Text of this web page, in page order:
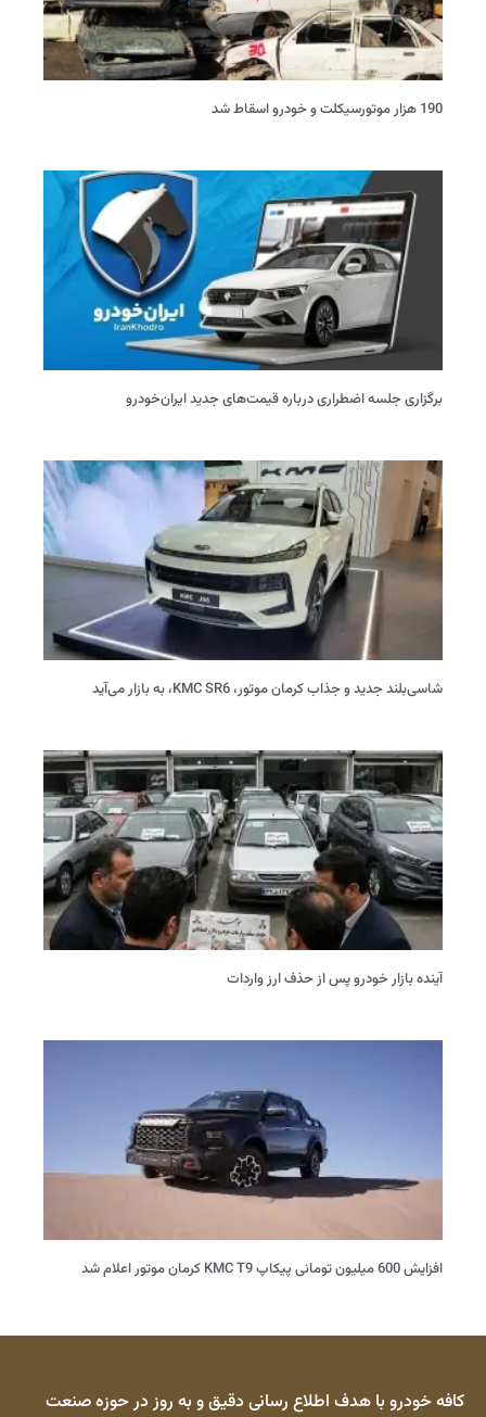
190 هزار موتورسیکلت و خودرو اسقاط شد
برگزاری جلسه اضطراری درباره قیمت‌های جدید ایران‌خودرو
شاسی‌بلند جدید و جذاب کرمان موتور، KMC SR6، به بازار می‌آید
آینده بازار خودرو پس از حذف ارز واردات
افزایش 600 میلیون تومانی پیکاپ KMC T9 کرمان موتور اعلام شد
کافه خودرو با هدف اطلاع رسانی دقیق و به روز در حوزه صنعت